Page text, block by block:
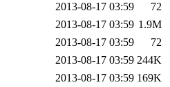
2013-08-17 03:59
72
2013-08-17 03:59 1.9M
2013-08-17 03:59
72
2013-08-17 03:59 244K
2013-08-17 03:59 169K